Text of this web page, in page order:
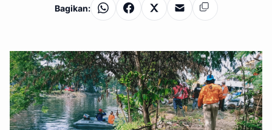
Bagikan: WhatsAppFacebook
X EmailSalin